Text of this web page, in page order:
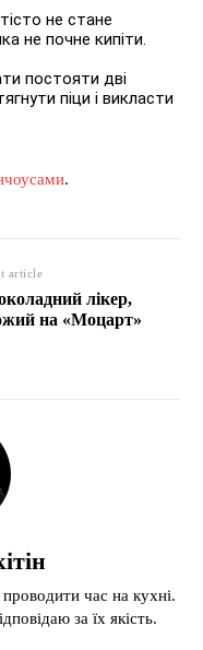
не стане
не почне кипіти.
постояти дві
піци і викласти
.
article
лікер,
на «Моцарт»
час на кухні.
за їх якість.